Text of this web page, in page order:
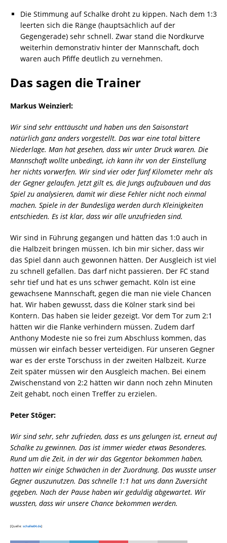
Die Stimmung auf Schalke droht zu kippen. Nach dem 1:3
leerten sich die Ränge (hauptsächlich auf der
Gegengerade) sehr schnell. Zwar stand die Nordkurve
weiterhin demonstrativ hinter der Mannschaft, doch
waren auch Pfiffe deutlich zu vernehmen.
Das sagen die Trainer
Markus Weinzierl:
Wir sind sehr enttäuscht und haben uns den Saisonstart
natürlich ganz anders vorgestellt. Das war eine total bittere
Niederlage. Man hat gesehen, dass wir unter Druck waren. Die
Mannschaft wollte unbedingt, ich kann ihr von der Einstellung
her nichts vorwerfen. Wir sind vier oder fünf Kilometer mehr als
der Gegner gelaufen. Jetzt gilt es, die Jungs aufzubauen und das
Spiel zu analysieren, damit wir diese Fehler nicht noch einmal
machen. Spiele in der Bundesliga werden durch Kleinigkeiten
entschieden. Es ist klar, dass wir alle unzufrieden sind.
Wir sind in Führung gegangen und hätten das 1:0 auch in
die Halbzeit bringen müssen. Ich bin mir sicher, dass wir
das Spiel dann auch gewonnen hätten. Der Ausgleich ist viel
zu schnell gefallen. Das darf nicht passieren. Der FC stand
sehr tief und hat es uns schwer gemacht. Köln ist eine
gewachsene Mannschaft, gegen die man nie viele Chancen
hat. Wir haben gewusst, dass die Kölner stark sind bei
Kontern. Das haben sie leider gezeigt. Vor dem Tor zum 2:1
hätten wir die Flanke verhindern müssen. Zudem darf
Anthony Modeste nie so frei zum Abschluss kommen, das
müssen wir einfach besser verteidigen. Für unseren Gegner
war es der erste Torschuss in der zweiten Halbzeit. Kurze
Zeit später müssen wir den Ausgleich machen. Bei einem
Zwischenstand von 2:2 hätten wir dann noch zehn Minuten
Zeit gehabt, noch einen Treffer zu erzielen.
Peter Stöger:
Wir sind sehr, sehr zufrieden, dass es uns gelungen ist, erneut auf
Schalke zu gewinnen. Das ist immer wieder etwas Besonderes.
Rund um die Zeit, in der wir das Gegentor bekommen haben,
hatten wir einige Schwächen in der Zuordnung. Das wusste unser
Gegner auszunutzen. Das schnelle 1:1 hat uns dann Zuversicht
gegeben. Nach der Pause haben wir geduldig abgewartet. Wir
wussten, dass wir unsere Chance bekommen werden.
[Quelle: schalke04.de]